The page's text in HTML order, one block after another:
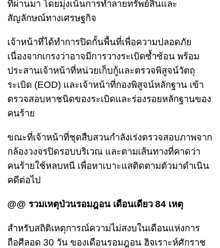
ที่ผ่านมา โดยมุ่งเน้นการทำลายทรัพย์สินและ
สัญลักษณ์ทางเศรษฐกิจ
เจ้าหน้าที่ได้ทำการปิดกั้นพื้นที่เพื่อความปลอดภัย
เนื่องจากเกรงว่าอาจมีการวางระเบิดซ้ำซ้อน พร้อม
ประสานเจ้าหน้าที่หน่วยเก็บกู้และตรวจพิสูจน์วัตถุ
ระเบิด (EOD) และเจ้าหน้าที่กองพิสูจน์หลักฐาน เข้า
ตรวจสอบหาชนิดของระเบิดและร่องรอยหลักฐานของ
คนร้าย
ขณะที่เจ้าหน้าที่ชุดสืบสวนกำลังเร่งตรวจสอบภาพจาก
กล้องวงจรปิดรอบบริเวณ และตามเส้นทางที่คาดว่า
คนร้ายใช้หลบหนี เพื่อหาเบาะแสติดตามตัวมาดำเนิน
คดีต่อไป
@@ รวมเหตุป่วนรอมฎอน เดือนเดียว 84 เหตุ
สำหรับสถิติเหตุการณ์ความไม่สงบในเดือนแห่งการ
ถือศีลอด 30 วัน ของเดือนรอมฎอน ฮิจเราะห์ศักราช